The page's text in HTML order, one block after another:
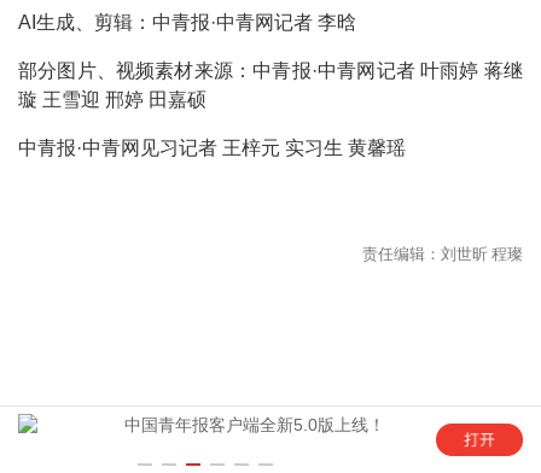
AI生成、剪辑：中青报·中青网记者 李晗
部分图片、视频素材来源：中青报·中青网记者 叶雨婷 蒋继
璇 王雪迎 邢婷 田嘉硕
中青报·中青网见习记者 王梓元 实习生 黄馨瑶
中国青年报客户端全新5.0版上线！ “这是六